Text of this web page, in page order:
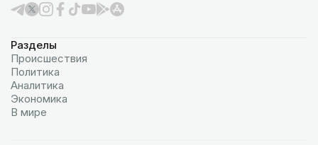
Разделы
Происшествия
Политика
Аналитика
Экономика
В мире